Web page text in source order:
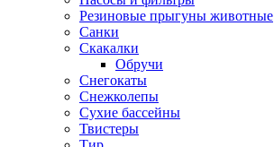
Резиновые прыгуны животные
Санки
Скакалки
Обручи
Снегокаты
Снежколепы
Сухие бассейны
Твистеры